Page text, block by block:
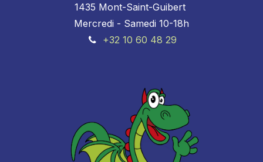
1435 Mont-Saint-Guibert
Mercredi - Samedi 10-18h
+32 10 60 48 29